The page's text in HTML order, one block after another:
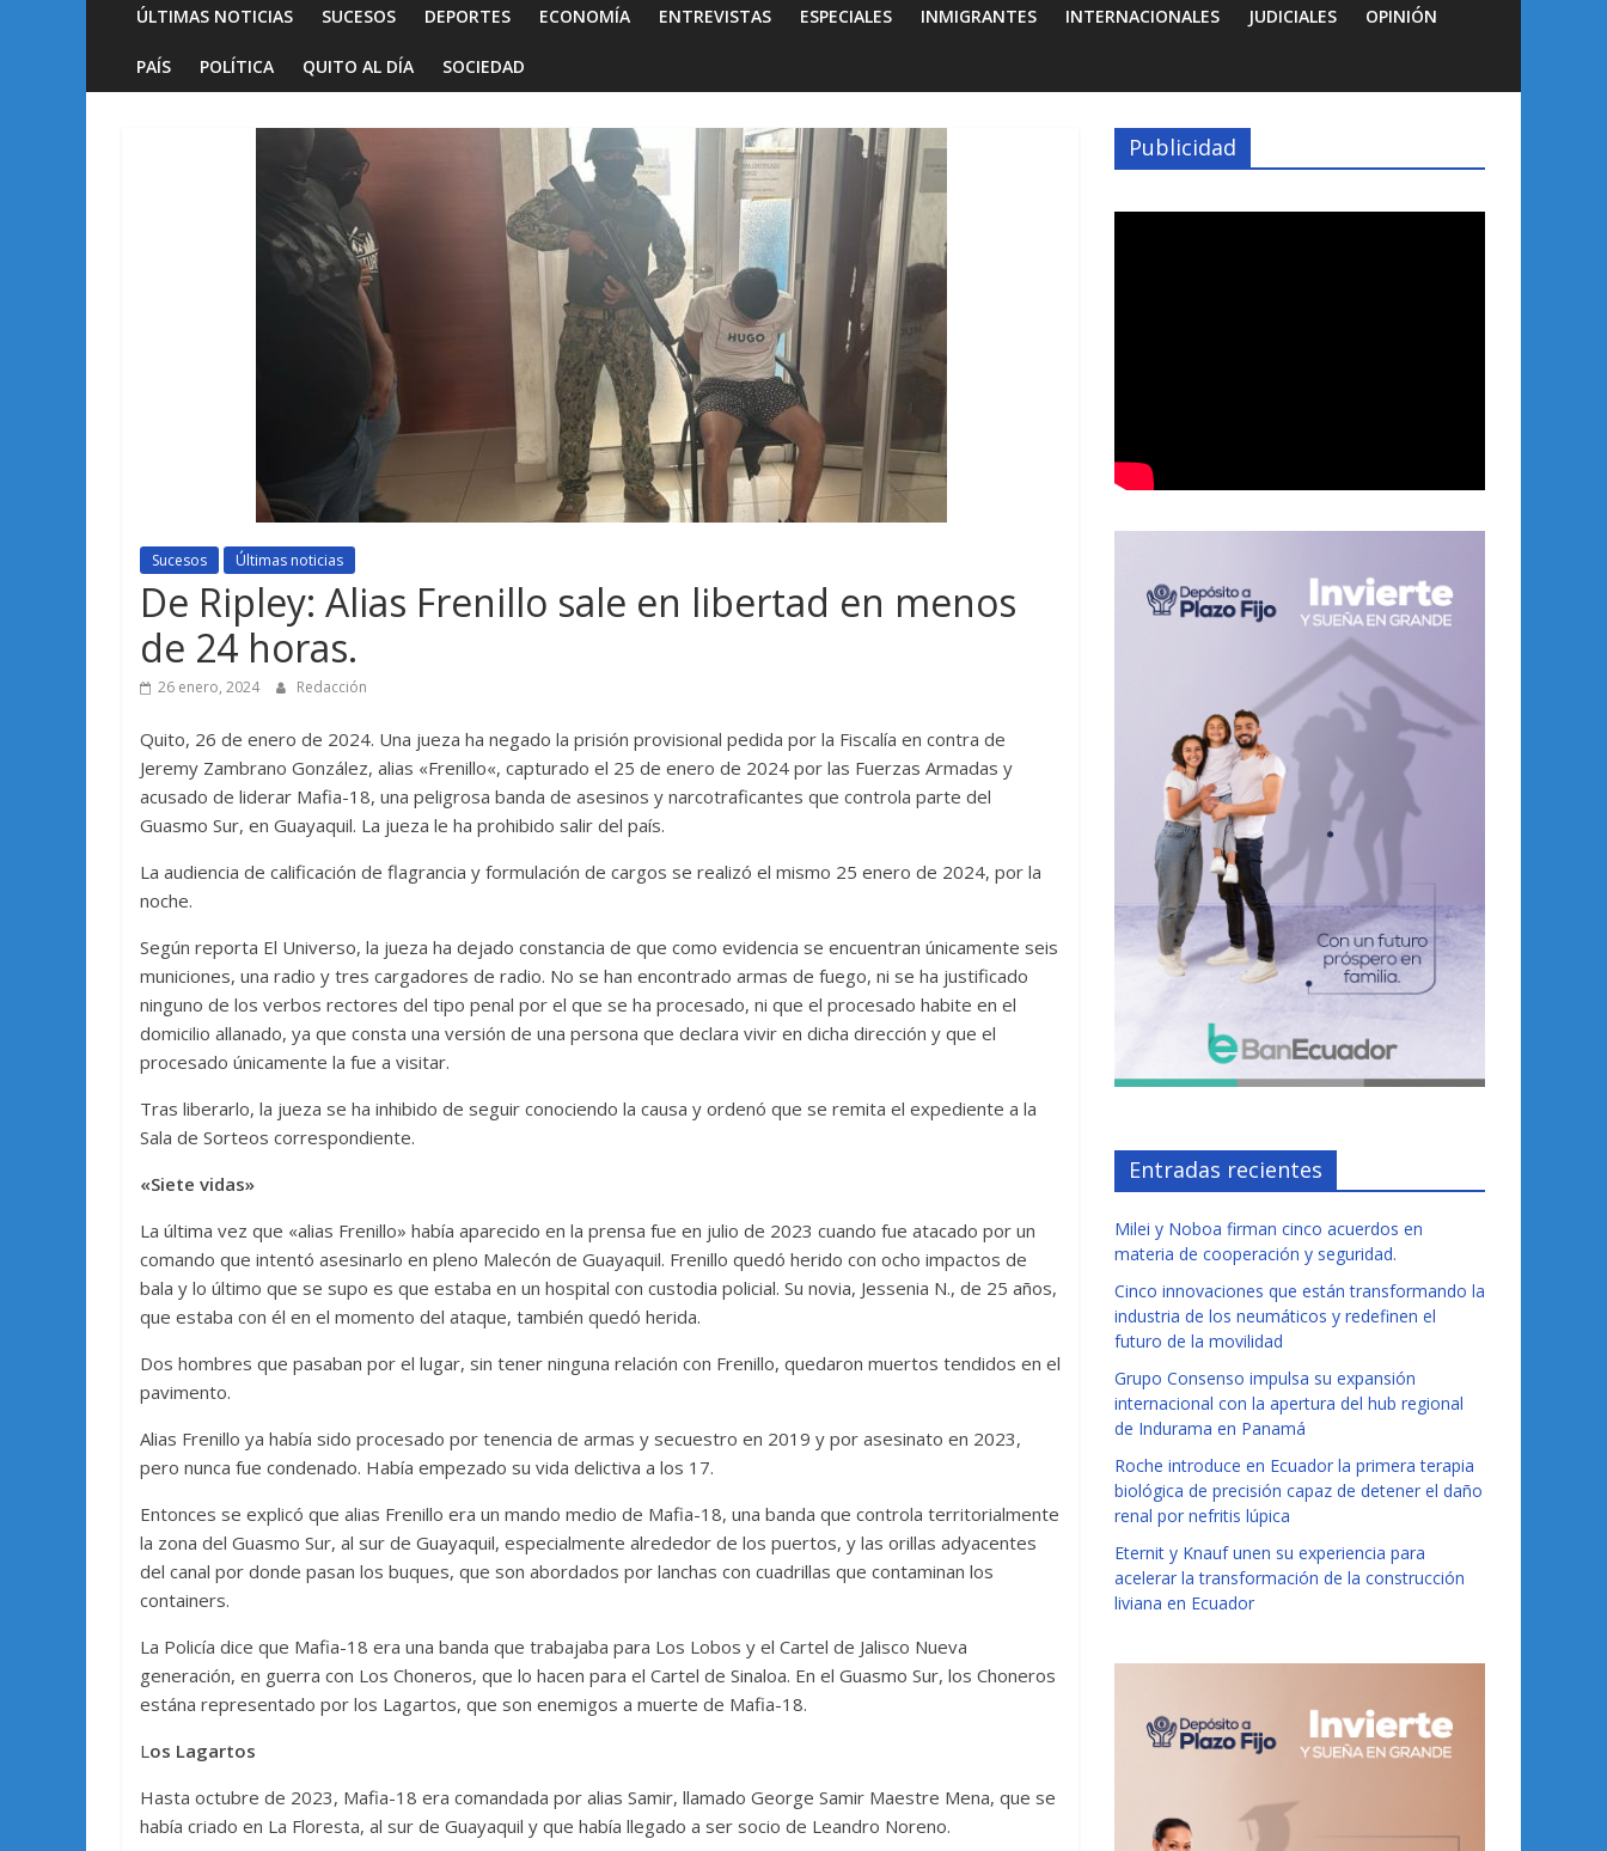
ÚLTIMAS NOTICIAS SUCESOS DEPORTES ECONOMÍA ENTREVISTAS ESPECIALES INMIGRANTES INTERNACIONALES JUDICIALES OPINIÓN
PAÍS POLÍTICA QUITO AL DÍA SOCIEDAD
Sucesos Últimas noticias
De Ripley: Alias Frenillo sale en libertad en menos
de 24 horas.
26 enero, 2024 Redacción
Quito, 26 de enero de 2024. Una jueza ha negado la prisión provisional pedida por la Fiscalía en contra de
Jeremy Zambrano González, alias «Frenillo«, capturado el 25 de enero de 2024 por las Fuerzas Armadas y
acusado de liderar Mafia-18, una peligrosa banda de asesinos y narcotraficantes que controla parte del
Guasmo Sur, en Guayaquil. La jueza le ha prohibido salir del país.
La audiencia de calificación de flagrancia y formulación de cargos se realizó el mismo 25 enero de 2024, por la
noche.
Según reporta El Universo, la jueza ha dejado constancia de que como evidencia se encuentran únicamente seis
municiones, una radio y tres cargadores de radio. No se han encontrado armas de fuego, ni se ha justificado
ninguno de los verbos rectores del tipo penal por el que se ha procesado, ni que el procesado habite en el
domicilio allanado, ya que consta una versión de una persona que declara vivir en dicha dirección y que el
procesado únicamente la fue a visitar.
Tras liberarlo, la jueza se ha inhibido de seguir conociendo la causa y ordenó que se remita el expediente a la
Sala de Sorteos correspondiente.
«Siete vidas»
La última vez que «alias Frenillo» había aparecido en la prensa fue en julio de 2023 cuando fue atacado por un
comando que intentó asesinarlo en pleno Malecón de Guayaquil. Frenillo quedó herido con ocho impactos de
bala y lo último que se supo es que estaba en un hospital con custodia policial. Su novia, Jessenia N., de 25 años,
que estaba con él en el momento del ataque, también quedó herida.
Dos hombres que pasaban por el lugar, sin tener ninguna relación con Frenillo, quedaron muertos tendidos en el
pavimento.
Alias Frenillo ya había sido procesado por tenencia de armas y secuestro en 2019 y por asesinato en 2023,
pero nunca fue condenado. Había empezado su vida delictiva a los 17.
Entonces se explicó que alias Frenillo era un mando medio de Mafia-18, una banda que controla territorialmente
la zona del Guasmo Sur, al sur de Guayaquil, especialmente alrededor de los puertos, y las orillas adyacentes
del canal por donde pasan los buques, que son abordados por lanchas con cuadrillas que contaminan los
containers.
La Policía dice que Mafia-18 era una banda que trabajaba para Los Lobos y el Cartel de Jalisco Nueva
generación, en guerra con Los Choneros, que lo hacen para el Cartel de Sinaloa. En el Guasmo Sur, los Choneros
estána representado por los Lagartos, que son enemigos a muerte de Mafia-18.
L os Lagartos
Hasta octubre de 2023, Mafia-18 era comandada por alias Samir, llamado George Samir Maestre Mena, que se
había criado en La Floresta, al sur de Guayaquil y que había llegado a ser socio de Leandro Noreno.
Publicidad
Entradas recientes
Milei y Noboa firman cinco acuerdos en
materia de cooperación y seguridad.
Cinco innovaciones que están transformando la
industria de los neumáticos y redefinen el
futuro de la movilidad
Grupo Consenso impulsa su expansión
internacional con la apertura del hub regional
de Indurama en Panamá
Roche introduce en Ecuador la primera terapia
biológica de precisión capaz de detener el daño
renal por nefritis lúpica
Eternit y Knauf unen su experiencia para
acelerar la transformación de la construcción
liviana en Ecuador